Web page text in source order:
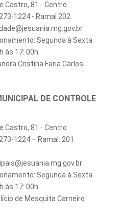
Castro, 81 - Centro
1224 - Ramal 202
Segunda à Sexta
às 17: 00h.
Cristina Faria Carlos
DE CONTROLE
Castro, 81 - Centro
1224 – Ramal: 201
Segunda à Sexta
às 17: 00h.
de Mesquita Carneiro